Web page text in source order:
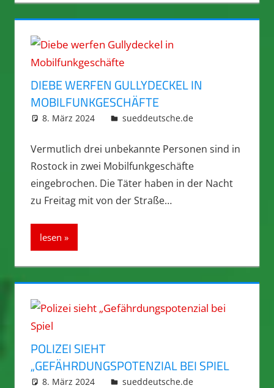
DIEBE WERFEN GULLYDECKEL IN
MOBILFUNKGESCHÄFTE
8. März 2024 integromat
sueddeutsche.de
Vermutlich drei unbekannte Personen sind in
Rostock in zwei Mobilfunkgeschäfte
eingebrochen. Die Täter haben in der Nacht
zu Freitag mit von der Straße…
lesen
POLIZEI SIEHT
„GEFÄHRDUNGSPOTENZIAL BEI SPIEL
8. März 2024 integromat
sueddeutsche.de